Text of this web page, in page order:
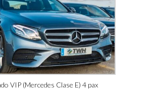
VIP (Mercedes Clase E) 4 pax